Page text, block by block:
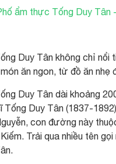
ẩm thực Tống Duy Tân
Duy Tân không chỉ
ăn ngon, từ đồ ăn nhẹ
Duy Tân dài khoảng
Tống Duy Tân (1837-
con đường này
Trải qua nhiều tên